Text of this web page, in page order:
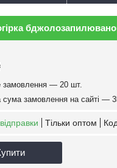
замовлення — 20 шт.
сума замовлення на сайті —
Тільки оптом